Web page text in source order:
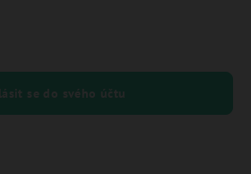
se do svého účtu